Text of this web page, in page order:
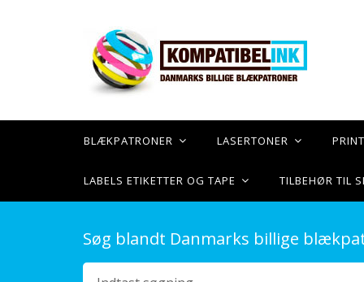
BLÆKPATRONER LASERTONER
LABELS ETIKETTER OG TAPE TILBEHØR TIL
Søg blandt Danmarks billige